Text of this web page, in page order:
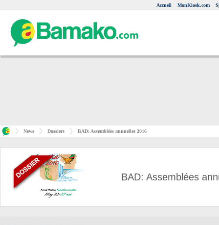
Accueil MonKiosk.com
News Dossiers BAD: Assemblées annuelles 2016
BAD: Assemblées